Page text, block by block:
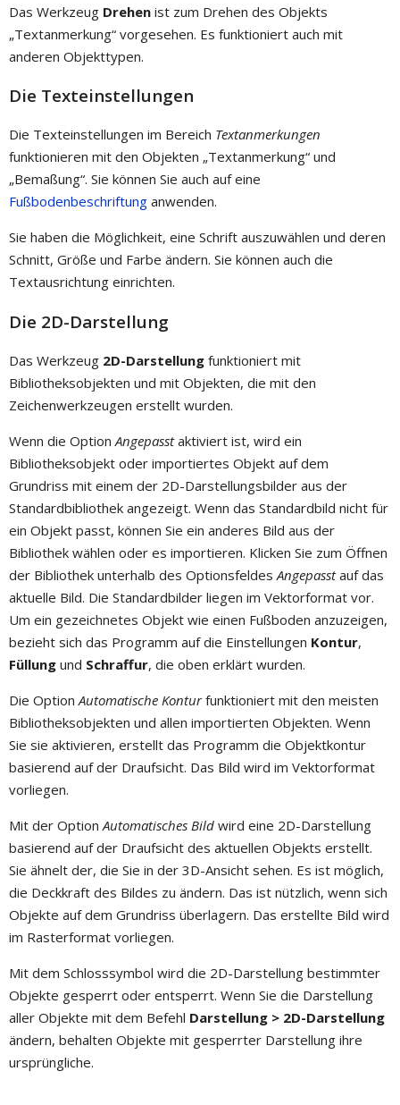
Das Werkzeug Drehen ist zum Drehen des Objekts
„Textanmerkung“ vorgesehen. Es funktioniert auch mit
anderen Objekttypen.
Die Texteinstellungen
Die Texteinstellungen im Bereich Textanmerkungen
funktionieren mit den Objekten „Textanmerkung“ und
„Bemaßung“. Sie können Sie auch auf eine
Fußbodenbeschriftung anwenden.
Sie haben die Möglichkeit, eine Schrift auszuwählen und deren
Schnitt, Größe und Farbe ändern. Sie können auch die
Textausrichtung einrichten.
Die 2D-Darstellung
Das Werkzeug 2D-Darstellung funktioniert mit
Bibliotheksobjekten und mit Objekten, die mit den
Zeichenwerkzeugen erstellt wurden.
Wenn die Option Angepasstaktiviert ist, wird ein
Bibliotheksobjekt oder importiertes Objekt auf dem
Grundriss mit einem der 2D-Darstellungsbilder aus der
Standardbibliothek angezeigt. Wenn das Standardbild nicht für
ein Objekt passt, können Sie ein anderes Bild aus der
Bibliothek wählen oder es importieren. Klicken Sie zum Öffnen
der Bibliothek unterhalb des Optionsfeldes Angepasstauf das
aktuelle Bild. Die Standardbilder liegen im Vektorformat vor.
Um ein gezeichnetes Objekt wie einen Fußboden anzuzeigen,
bezieht sich das Programm auf die Einstellungen Kontur,
Füllung und Schraffur, die oben erklärt wurden.
Die Option Automatische Konturfunktioniert mit den meisten
Bibliotheksobjekten und allen importierten Objekten. Wenn
Sie sie aktivieren, erstellt das Programm die Objektkontur
basierend auf der Draufsicht. Das Bild wird im Vektorformat
vorliegen.
Mit der Option Automatisches Bild wird eine 2D-Darstellung
basierend auf der Draufsicht des aktuellen Objekts erstellt.
Sie ähnelt der, die Sie in der 3D-Ansicht sehen. Es ist möglich,
die Deckkraft des Bildes zu ändern. Das ist nützlich, wenn sich
Objekte auf dem Grundriss überlagern. Das erstellte Bild wird
im Rasterformat vorliegen.
Mit dem Schlosssymbol wird die 2D-Darstellung bestimmter
Objekte gesperrt oder entsperrt. Wenn Sie die Darstellung
aller Objekte mit dem Befehl Darstellung > 2D-Darstellung
ändern, behalten Objekte mit gesperrter Darstellung ihre
ursprüngliche.